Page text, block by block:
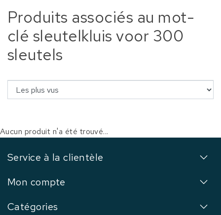
Produits associés au mot-
clé sleutelkluis voor 300
sleutels
Aucun produit n'a été trouvé...
Service à la clientèle
Mon compte
Catégories